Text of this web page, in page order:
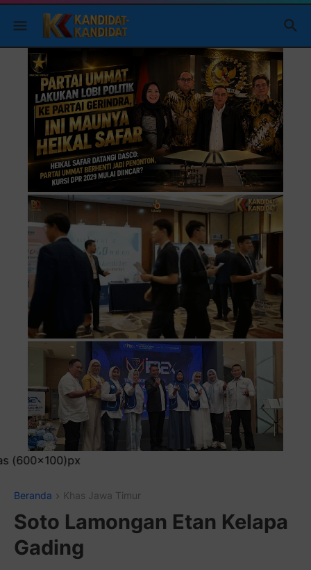
Beranda Khas Jawa Timur
Soto Lamongan Etan Kelapa
Gading